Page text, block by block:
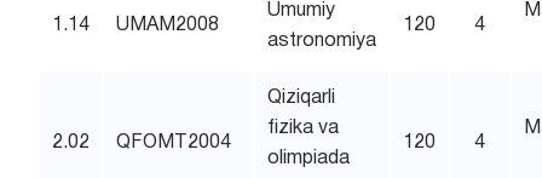
1.14 UMAM2008
Umumiy
astronomiya
120 4
2.02 QFOMT2004
Qiziqarli
fizika va
olimpiada
120 4